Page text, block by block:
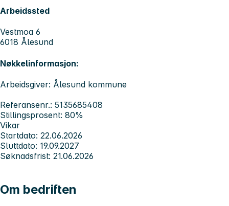
Arbeidssted
Vestmoa 6
6018 Ålesund
Nøkkelinformasjon:
Arbeidsgiver: Ålesund kommune
Referansenr.: 5135685408
Stillingsprosent: 80%
Vikar
Startdato: 22.06.2026
Sluttdato: 19.09.2027
Søknadsfrist: 21.06.2026
Om bedriften